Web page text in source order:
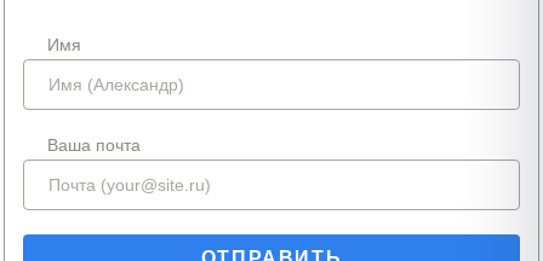
Имя
Ваша почта